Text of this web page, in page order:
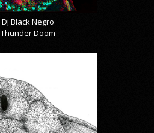
Dj Black Negro
Thunder Doom